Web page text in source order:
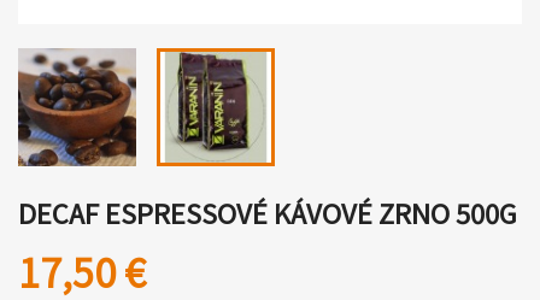
DECAF ESPRESSOVÉ KÁVOVÉ ZRNO 500G
17,50 €